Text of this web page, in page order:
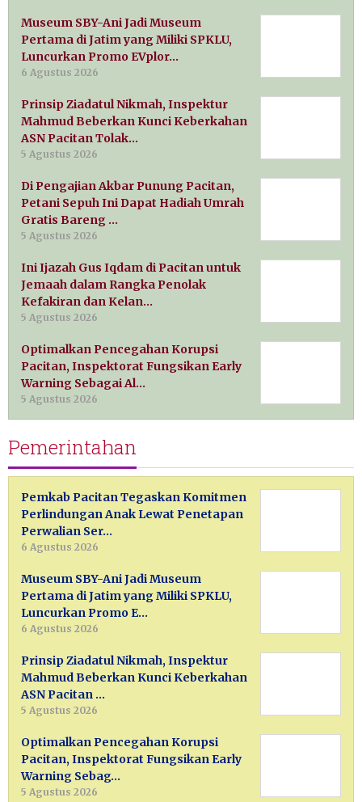
Museum SBY-Ani Jadi Museum
Pertama di Jatim yang Miliki SPKLU,
Luncurkan Promo EVplor…
6 Agustus 2026
Prinsip Ziadatul Nikmah, Inspektur
Mahmud Beberkan Kunci Keberkahan
ASN Pacitan Tolak…
5 Agustus 2026
Di Pengajian Akbar Punung Pacitan,
Petani Sepuh Ini Dapat Hadiah Umrah
Gratis Bareng …
5 Agustus 2026
Ini Ijazah Gus Iqdam di Pacitan untuk
Jemaah dalam Rangka Penolak
Kefakiran dan Kelan…
5 Agustus 2026
Optimalkan Pencegahan Korupsi
Pacitan, Inspektorat Fungsikan Early
Warning Sebagai Al…
5 Agustus 2026
Pemerintahan
Pemkab Pacitan Tegaskan Komitmen
Perlindungan Anak Lewat Penetapan
Perwalian Ser…
6 Agustus 2026
Museum SBY-Ani Jadi Museum
Pertama di Jatim yang Miliki SPKLU,
Luncurkan Promo E…
6 Agustus 2026
Prinsip Ziadatul Nikmah, Inspektur
Mahmud Beberkan Kunci Keberkahan
ASN Pacitan …
5 Agustus 2026
Optimalkan Pencegahan Korupsi
Pacitan, Inspektorat Fungsikan Early
Warning Sebag…
5 Agustus 2026